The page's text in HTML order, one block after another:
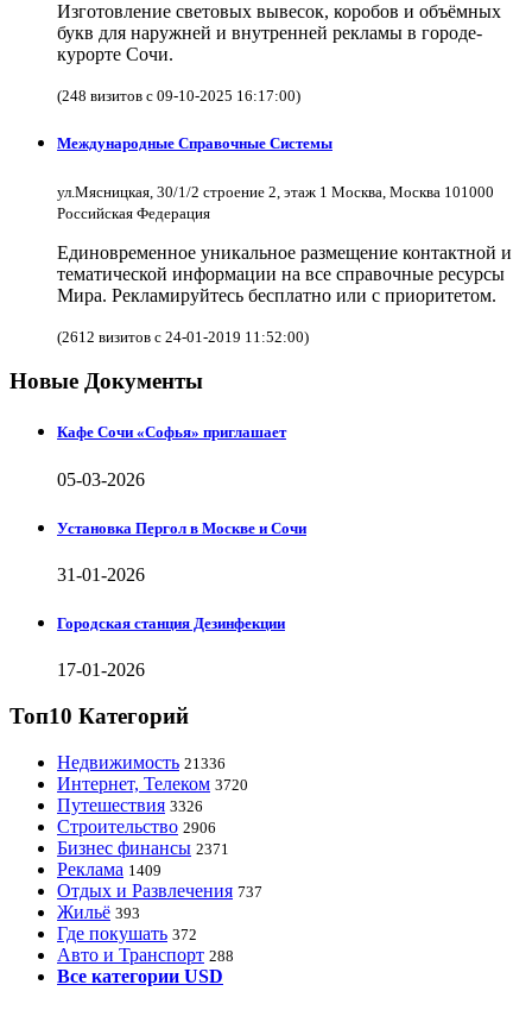
Изготовление световых вывесок, коробов и объёмных
букв для наружней и внутренней рекламы в городе-
курорте Сочи.
(248 визитов с 09-10-2025 16:17:00)
Международные Справочные Системы
ул.Мясницкая, 30/1/2 строение 2, этаж 1 Москва, Москва 101000
Российская Федерация
Единовременное уникальное размещение контактной и
тематической информации на все справочные ресурсы
Мира. Рекламируйтесь бесплатно или с приоритетом.
(2612 визитов с 24-01-2019 11:52:00)
Новые Документы
Кафе Сочи «Софья» приглашает
05-03-2026
Установка Пергол в Москве и Сочи
31-01-2026
Городская станция Дезинфекции
17-01-2026
Топ10 Категорий
Недвижимость 21336
Интернет, Телеком 3720
Путешествия 3326
Строительство 2906
Бизнес финансы 2371
Реклама 1409
Отдых и Развлечения 737
Жильё 393
Где покушать 372
Авто и Транспорт 288
Все категории USD